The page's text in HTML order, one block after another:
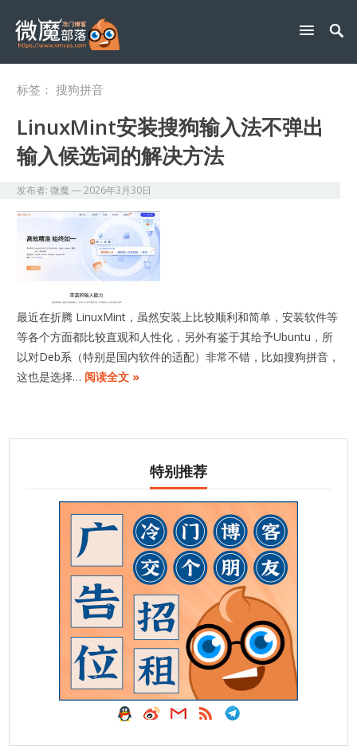
标签：搜狗拼音
LinuxMint安装搜狗输入法不弹出
输入候选词的解决方法
发布者:微魔—2026年3月30日
最近在折腾 LinuxMint，虽然安装上比较顺利和简单，安装软件等
等各个方面都比较直观和人性化，另外有鉴于其给予Ubuntu，所
以对Deb系（特别是国内软件的适配）非常不错，比如搜狗拼音，
这也是选择… 阅读全文 »
特别推荐